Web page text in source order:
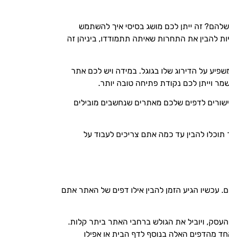
זה ייתן לכם מושג בסיסי איך להשתמש
להבין את התחרות שאיתה תתמודדו, ביניהן זה
על הדירוג שלו בגוגל. במידה ויש לכם אתר
וייתן לכם נקודת פתיחה טובה יותר.
לדפים שלכם מאתרים שנחשבים מובילים
להבין עד כמה אתם צריכים לעבוד על
הגיע הזמן להבין אילו דפים של האתר אתם
ויוביל את הגולש ברחבי האתר ביתר קלות.
מהדפים האלה בנוסף לדף הבית או אפילו